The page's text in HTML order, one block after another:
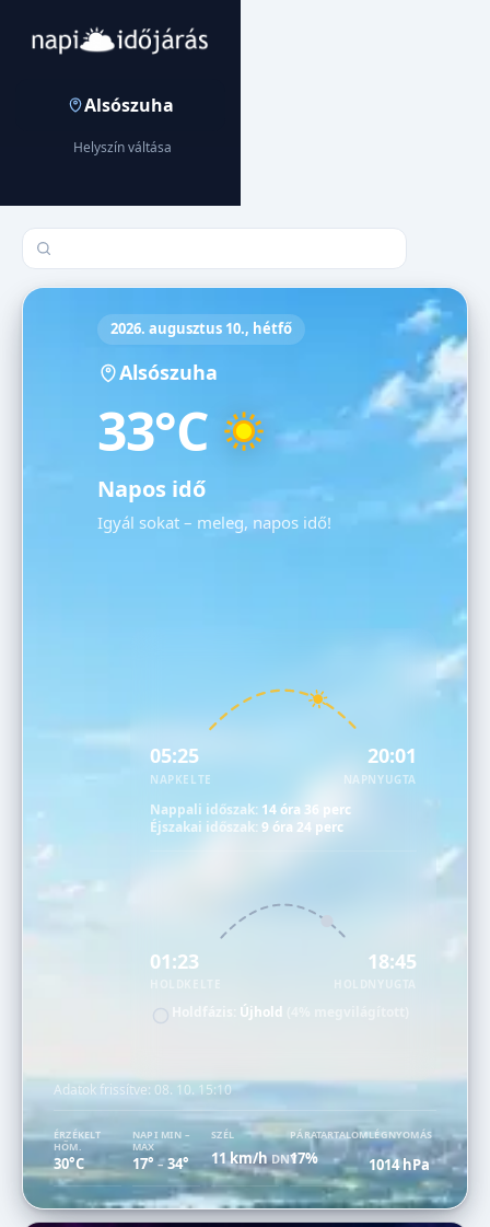
Alsószuha
Helyszín váltása
Település keresése
2026. augusztus 10., hétfő
Alsószuha
33°C
Napos idő
Igyál sokat – meleg, napos idő!
05:25
NAPKELTE
20:01
NAPNYUGTA
Nappali időszak: 14 óra 36 perc
Éjszakai időszak:9 óra 24 perc
01:23 18:45
HOLDNYUGTA
Holdfázis: Újhold
Adatok frissítve: 08. 10. 15:10
ÉRZÉKELT
HŐM.
30°C
NAPI MIN –
MAX
17° –34°
SZÉL
11 km/hDNY
PÁRATARTALOM
17%
LÉGNYOMÁS
1014 hPa